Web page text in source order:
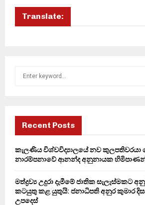
Translate:
f
r
Recent Posts
කැලණිය විශ්වවිද්‍යාලයේ නව කුලපතිවරයා
නාරම්පනාවේ ආනන්ද අනුනායක
මත්ද්‍රව්‍ය උදුරා දැමීමේ ජාතික සැලැස්මකට
කටයුතු කළ යුතුයි: ජනාධිපති අනුර කුමාර
උපදෙස්